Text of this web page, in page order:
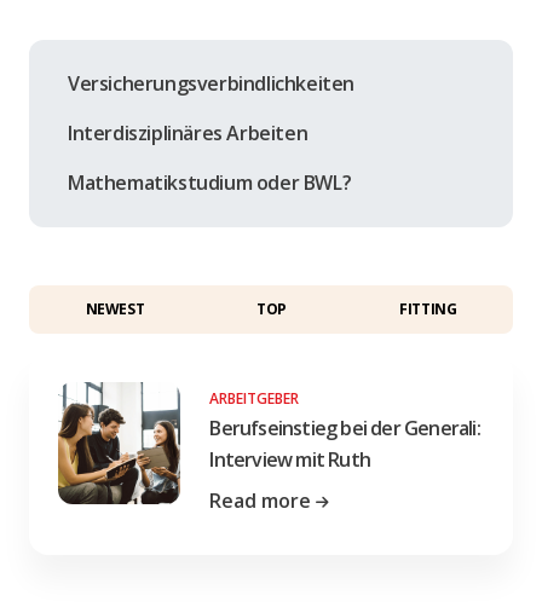
Versicherungsverbindlichkeiten
Interdisziplinäres Arbeiten
Mathematikstudium oder BWL?
NEWEST TOP FITTING
ARBEITGEBER
Berufseinstieg bei der Generali:
Interview mit Ruth
Read more